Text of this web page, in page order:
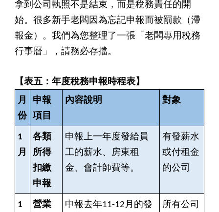
拿到公司執照不是結束，而是稅務責任的開
始。很多新手老闆因為忘記申報而被罰款（滯
報金）。我們為您整理了一張「老闆專用稅務
行事曆」，請務必存擋。
【表五：年度稅務申報時程表】
月
份
申報
項目
內容說明 對象
1
月
各類
所得
扣繳
申報
申報上一年度發給員
工的薪水、房東租
金、會計師費等。
有發薪水
或付租金
的公司
1
營業
申報去年11-12月的發
所有公司